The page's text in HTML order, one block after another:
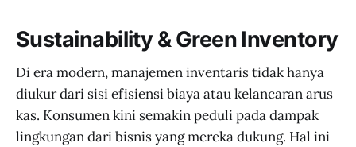
Sustainability & Green Inventory
Di era modern, manajemen inventaris tidak hanya
diukur dari sisi efisiensi biaya atau kelancaran arus
kas. Konsumen kini semakin peduli pada dampak
lingkungan dari bisnis yang mereka dukung. Hal ini